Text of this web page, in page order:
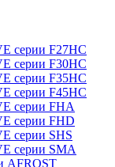
серии F27HC
серии F30HC
серии F35HC
серии F45HC
серии FHA
серии FHD
серии SHS
серии SMA
AFROST